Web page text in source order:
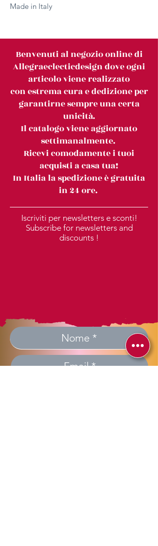
Made in Italy
Benvenuti al negozio online di
Allegraeclecticdesign dove ogni
articolo viene realizzato
con estrema cura e dedizione per
garantirne sempre una certa
unicità.
Il catalogo viene aggiornato
settimanalmente.
Ricevi comodamente i tuoi
acquisti a casa tua!
In Italia la spedizione è gratuita
in 24 ore.
Iscriviti per newsletters e sconti!
Subscribe for newsletters and
discounts !